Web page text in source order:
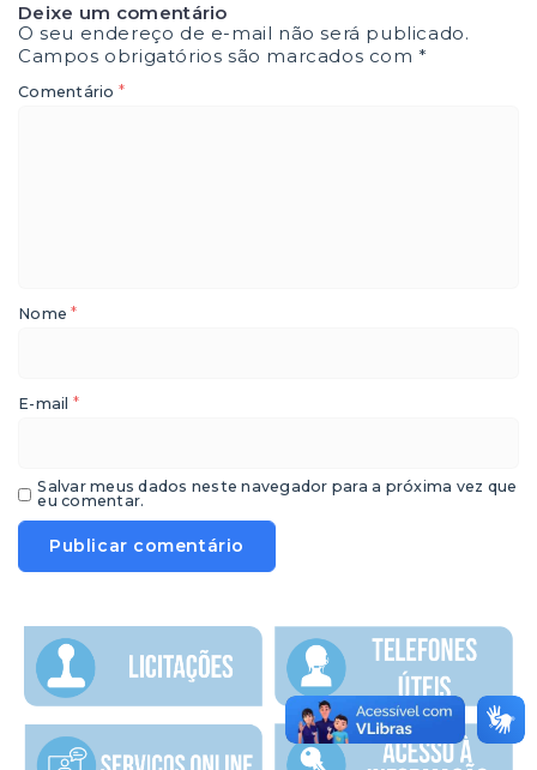
Deixe um comentário
O seu endereço de e-mail não será publicado.
Campos obrigatórios são marcados com*
Comentário *
Nome*
E-mail *
Salvar meus dados neste navegador para a próxima vez que
eu comentar.